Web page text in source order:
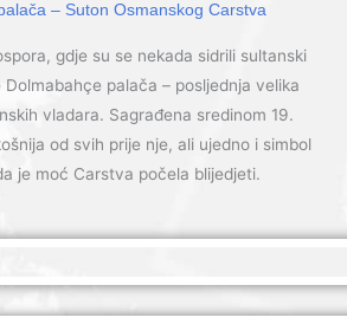
– Suton Osmanskog Carstva
gdje su se nekada sidrili sultanski
palača – posljednja velika
vladara. Sagrađena sredinom 19.
od svih prije nje, ali ujedno i simbol
je moć Carstva počela blijedjeti.